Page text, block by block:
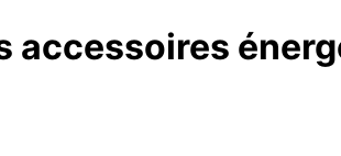
accessoires